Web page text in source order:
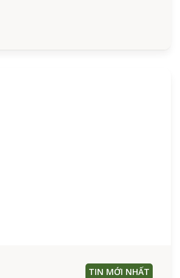
TIN MỚI NHẤT